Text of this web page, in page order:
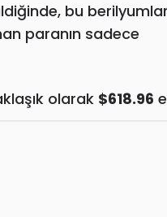
bu
paranın sadece
olarak $618.96